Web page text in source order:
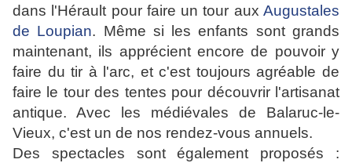
dans l'Hérault pour faire un tour aux Augustales
de Loupian. Même si les enfants sont grands
maintenant, ils apprécient encore de pouvoir y
faire du tir à l'arc, et c'est toujours agréable de
faire le tour des tentes pour découvrir l'artisanat
antique. Avec les médiévales de Balaruc-le-
Vieux, c'est un de nos rendez-vous annuels.
Des spectacles sont également proposés :